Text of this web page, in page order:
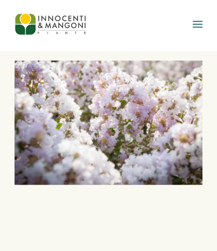
Skip to main content